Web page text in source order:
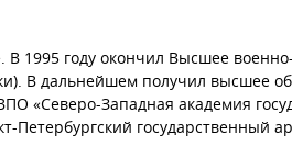
1995 году окончил Высшее
В дальнейшем получил высшее
«Северо-Западная академия
государственный